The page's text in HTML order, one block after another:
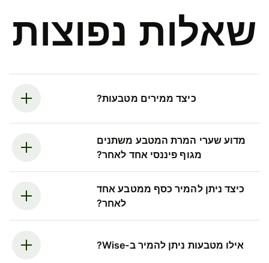
שאלות נפוצות
כיצד ממירים מטבעות?
מדוע שערי המרת המטבע משתנים
מגוף פיננסי אחד לאחר?
כיצד ניתן להמיר כסף ממטבע אחד
לאחר?
אילו מטבעות ניתן להמיר ב-Wise?